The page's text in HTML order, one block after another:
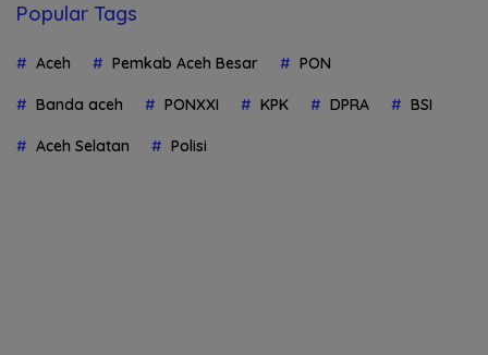
Popular Tags
Aceh Pemkab Aceh Besar PON
Banda aceh PONXXI KPK DPRA BSI
Aceh Selatan Polisi